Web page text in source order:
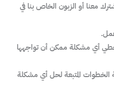
معنا أو الزبون الخاص بنا في
أي مشكلة ممكن أن تواجهها
الخطوات المتبعة لحل أي مشكلة